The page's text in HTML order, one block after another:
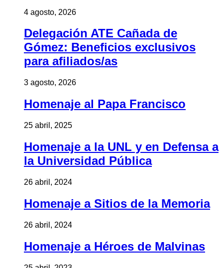
4 agosto, 2026
Delegación ATE Cañada de
Gómez: Beneficios exclusivos
para afiliados/as
3 agosto, 2026
Homenaje al Papa Francisco
25 abril, 2025
Homenaje a la UNL y en Defensa a
la Universidad Pública
26 abril, 2024
Homenaje a Sitios de la Memoria
26 abril, 2024
Homenaje a Héroes de Malvinas